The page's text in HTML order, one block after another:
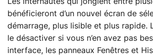
bénéficieront d’un nouvel écran de
démarrage, plus lisible et plus rapide.
le désactiver si vous n’en avez pas
interface, les panneaux Fenêtres et